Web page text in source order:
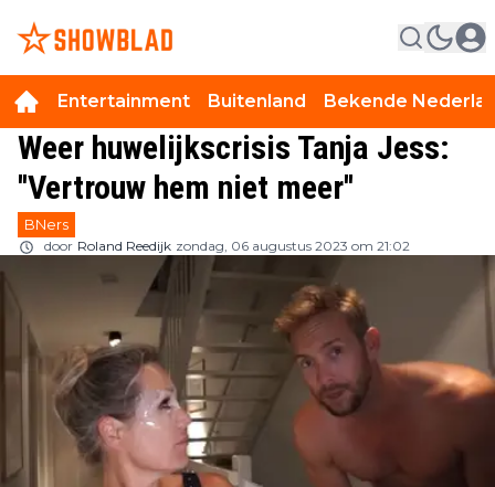
Entertainment Buitenland Bekende
Weer huwelijkscrisis Tanja Jess:
''Vertrouw hem niet meer''
BNers
door Roland Reedijk zondag, 06 augustus 2023 om 21:02